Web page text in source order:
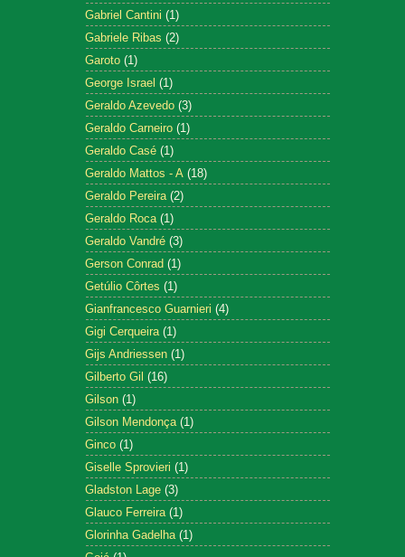
Gabriel Cantini (1)
Gabriele Ribas (2)
Garoto (1)
George Israel (1)
Geraldo Azevedo (3)
Geraldo Carneiro (1)
Geraldo Casé (1)
Geraldo Mattos - A (18)
Geraldo Pereira (2)
Geraldo Roca (1)
Geraldo Vandré (3)
Gerson Conrad (1)
Getúlio Côrtes (1)
Gianfrancesco Guarnieri (4)
Gigi Cerqueira (1)
Gijs Andriessen (1)
Gilberto Gil (16)
Gilson (1)
Gilson Mendonça (1)
Ginco (1)
Giselle Sprovieri (1)
Gladston Lage (3)
Glauco Ferreira (1)
Glorinha Gadelha (1)